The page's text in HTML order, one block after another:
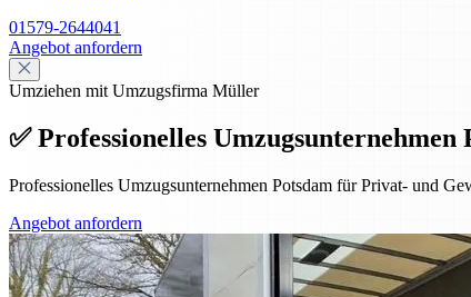
01579-2644041
Angebot anfordern
Umziehen mit Umzugsfirma Müller
✅ Professionelles
Professionelles Umzugsunternehmen Potsdam für Privat- und
Angebot anfordern